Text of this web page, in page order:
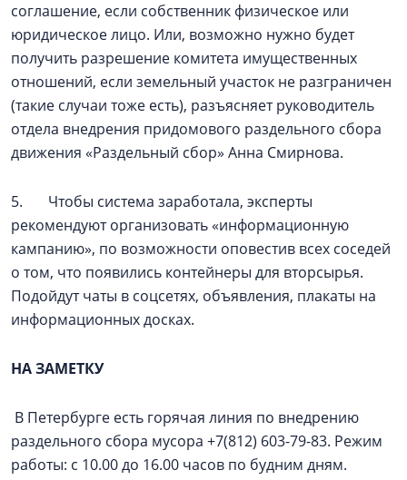
соглашение, если собственник физическое или
юридическое лицо. Или, возможно нужно будет
получить разрешение комитета имущественных
отношений, если земельный участок не разграничен
(такие случаи тоже есть), разъясняет руководитель
отдела внедрения придомового раздельного сбора
движения «Раздельный сбор» Анна Смирнова.
5. Чтобы система заработала, эксперты
рекомендуют организовать «информационную
кампанию», по возможности оповестив всех соседей
о том, что появились контейнеры для вторсырья.
Подойдут чаты в соцсетях, объявления, плакаты на
информационных досках.
НА ЗАМЕТКУ
В Петербурге есть горячая линия по внедрению
раздельного сбора мусора +7(812) 603-79-83. Режим
работы: с 10.00 до 16.00 часов по будним дням.